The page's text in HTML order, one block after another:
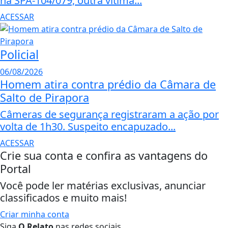
ACESSAR
Policial
06/08/2026
Homem atira contra prédio da Câmara de
Salto de Pirapora
Câmeras de segurança registraram a ação por
volta de 1h30. Suspeito encapuzado...
ACESSAR
Crie sua conta e confira as vantagens do
Portal
Você pode ler matérias exclusivas, anunciar
classificados e muito mais!
Criar minha conta